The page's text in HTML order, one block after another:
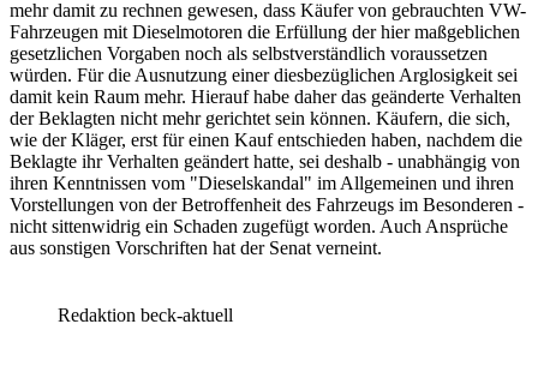
mehr damit zu rechnen gewesen, dass Käufer von gebrauchten VW-
Fahrzeugen mit Dieselmotoren die Erfüllung der hier maßgeblichen
gesetzlichen Vorgaben noch als selbstverständlich voraussetzen
würden. Für die Ausnutzung einer diesbezüglichen Arglosigkeit sei
damit kein Raum mehr. Hierauf habe daher das geänderte Verhalten
der Beklagten nicht mehr gerichtet sein können. Käufern, die sich,
wie der Kläger, erst für einen Kauf entschieden haben, nachdem die
Beklagte ihr Verhalten geändert hatte, sei deshalb - unabhängig von
ihren Kenntnissen vom "Dieselskandal" im Allgemeinen und ihren
Vorstellungen von der Betroffenheit des Fahrzeugs im Besonderen -
nicht sittenwidrig ein Schaden zugefügt worden. Auch Ansprüche
aus sonstigen Vorschriften hat der Senat verneint.
Redaktion beck-aktuell